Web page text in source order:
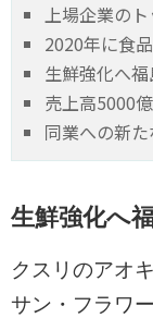
上場企業の
2020年に食
生鮮強化へ
売上高5000
同業への新
生鮮強化へ
クスリのアオ
サン・フラワ